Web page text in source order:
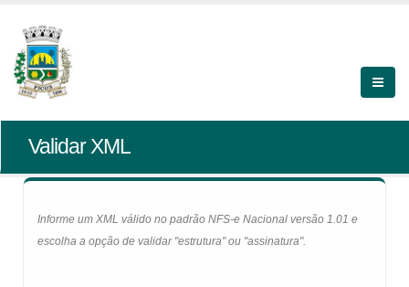
Validar XML
Informe um XML válido no padrão NFS-e Nacional versão 1.01 e
escolha a opção de validar "estrutura" ou "assinatura".